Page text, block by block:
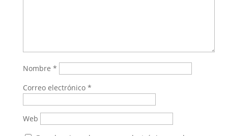
Nombre *
Correo electrónico *
Web